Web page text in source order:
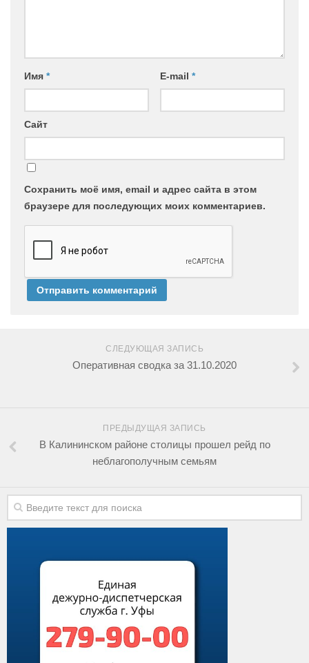
Имя * E-mail *
Сайт
Сохранить моё имя, email и адрес сайта в этом
браузере для последующих моих комментариев.
СЛЕДУЮЩАЯ ЗАПИСЬ
Оперативная сводка за 31.10.2020
ПРЕДЫДУЩАЯ ЗАПИСЬ
В Калининском районе столицы прошел рейд по
неблагополучным семьям